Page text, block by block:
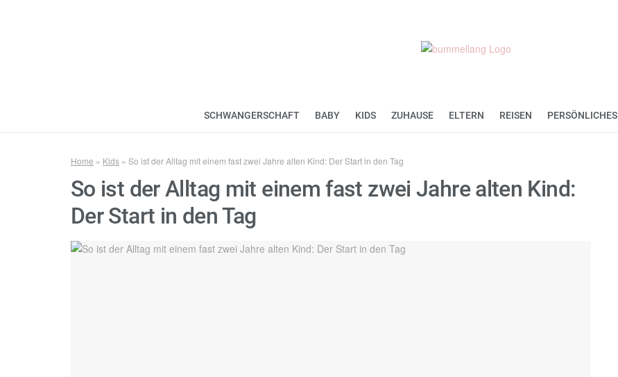
SCHWANGERSCHAFT BABY KIDS ZUHAUSE ELTERN REISEN PERSÖNLICHES
Home » Kids » So ist der Alltag mit einem fast zwei Jahre alten Kind: Der Start in den Tag
So ist der Alltag mit einem fast zwei Jahre alten Kind:
Der Start in den Tag